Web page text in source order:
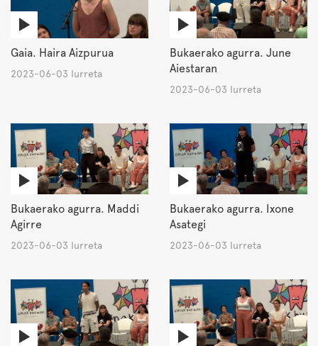
Gaia. Haira Aizpurua
2023-06-03 Iurreta
Bukaerako agurra. June
Aiestaran
2023-06-03 Iurreta
Bukaerako agurra. Maddi
Agirre
2023-06-03 Iurreta
Bukaerako agurra. Ixone
Asategi
2023-06-03 Iurreta